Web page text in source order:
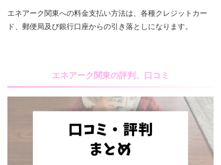
エネアーク関東への料金支払い方法は、各種クレジットカー
ド、郵便局及び銀行口座からの引き落としになります。
エネアーク関東の評判、口コミ